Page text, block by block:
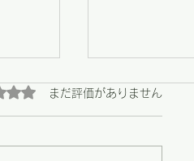
うち0と評価されています。
まだ評価がありません